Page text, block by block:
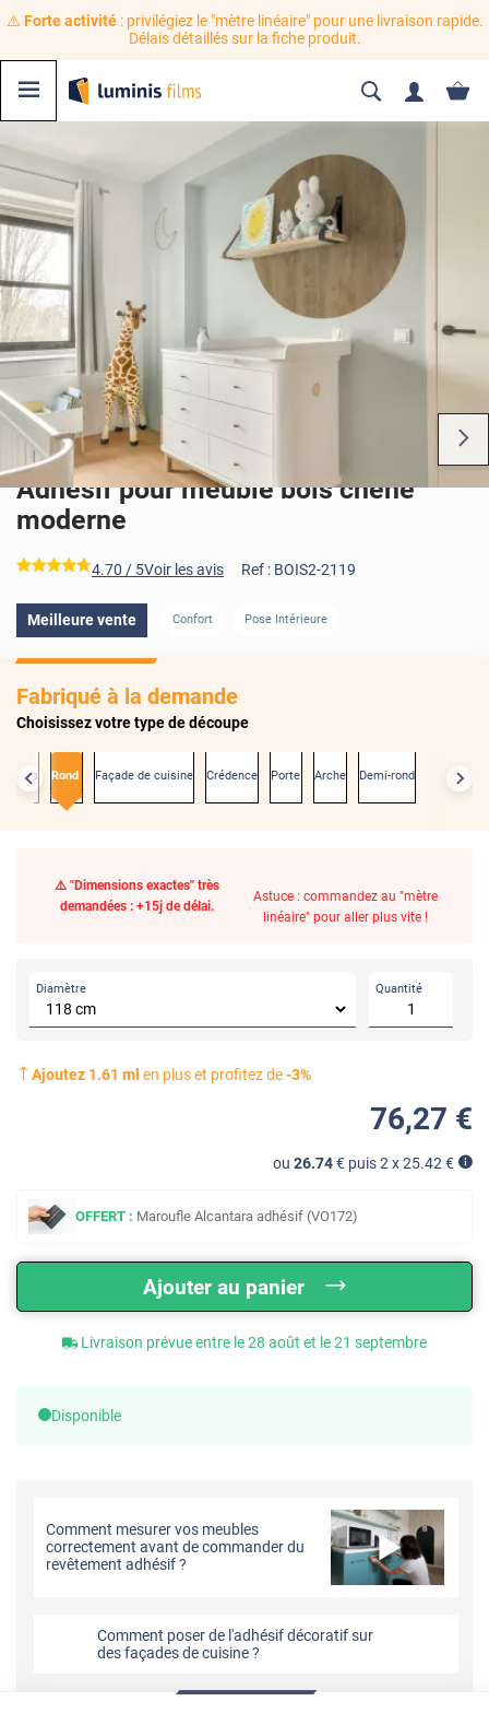
⚠️ Forte activité: privilégiez le "mètre linéaire" pour une livraison rapide.
Délais détaillés sur la fiche produit.
Adhésif pour meuble bois chêne
moderne
*****
4.70 / 5Voir les avis Ref : BOIS2-2119
Meilleure vente Confort Pose Intérieure
Fabriqué à la demande
Choisissez votre type de découpe
Rond Façade de cuisine Crédence Porte Arche Demi-rond
⚠️ "Dimensions exactes" très
demandées : +15j de délai.
Astuce : commandez au "mètre
linéaire" pour aller plus vite !
Diamètre Quantité
Ajoutez 1.61 ml en plus et profitez de-3%
76,27 €
ou 26.74€ puis 2 x25.42 €
OFFERT : Maroufle Alcantara adhésif (VO172)
Ajouter au panier
Livraison prévue entre le 28 août et le 21 septembre
Disponible
Comment mesurer vos meubles
correctement avant de commander du
revêtement adhésif ?
Comment poser de l'adhésif décoratif sur
des façades de cuisine ?